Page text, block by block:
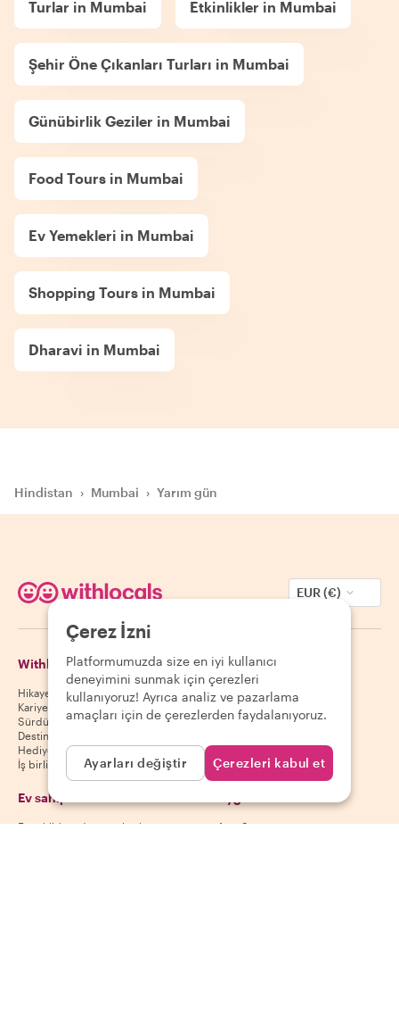
Turlar in Mumbai Etkinlikler in Mumbai
Şehir Öne Çıkanları Turları in Mumbai
Günübirlik Geziler in Mumbai
Food Tours in Mumbai
Ev Yemekleri in Mumbai
Shopping Tours in Mumbai
Dharavi in Mumbai
Hindistan › Mumbai › Yarım gün
EUR (€)
Withlocals Hakkında
Hikayemiz
Kariyer
Sürdürülebilirlik
Destinasyonlar
Hediye kuponları
İş birliği yap
Misafirler
Misafir yardım merkezi
Misafir iptal politikası
Misafir kullanım koşulları
Ev sahipleri
Ev sahibi yardım merkezi
App Store
Çerez İzni
Platformumuzda size en iyi kullanıcı
deneyimini sunmak için çerezleri
kullanıyoruz! Ayrıca analiz ve pazarlama
amaçları için de çerezlerden faydalanıyoruz.
Ayarları değiştir Çerezleri kabul et